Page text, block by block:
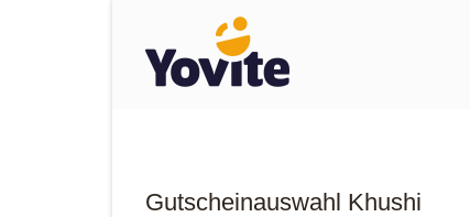
Gutscheinauswahl Khushi